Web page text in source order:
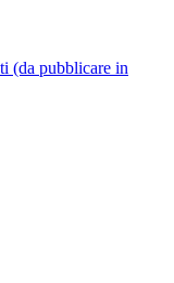
(da pubblicare in